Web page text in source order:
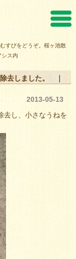
すびをどうぞ。桜ヶ池散
ス内
去しました。 ｜
2013-05-13
去し、小さなうねを